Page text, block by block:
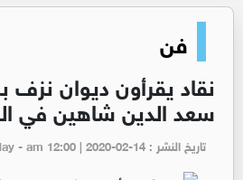
فن
نقاد يقرأون ديوان نزف
سعد الدين شاهين في
تاريخ النشر : Friday - am 12:00 | 2020-02-14